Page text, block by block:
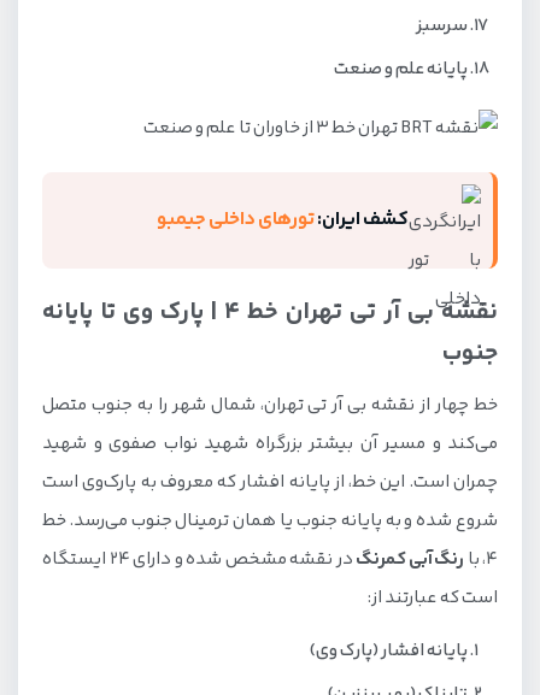
سرسبز
پایانه علم و صنعت
کشف ایران:تورهای داخلی جیمبو
نقشه بی آر تی تهران خط 4 | پارک وی تا پایانه
جنوب
خط چهار از نقشه بی آر تی تهران، شمال شهر را به جنوب متصل
می‌کند و مسیر آن بیشتر بزرگراه شهید نواب صفوی و شهید
چمران است. این خط، از پایانه افشار که معروف به پارک‌وی است
شروع شده و به پایانه جنوب یا همان ترمینال جنوب می‌رسد. خط
4، با
رنگ آبی کمرنگ
در نقشه مشخص شده و دارای 24 ایستگاه
است که عبارتند از:
پایانه افشار (پارک وی)